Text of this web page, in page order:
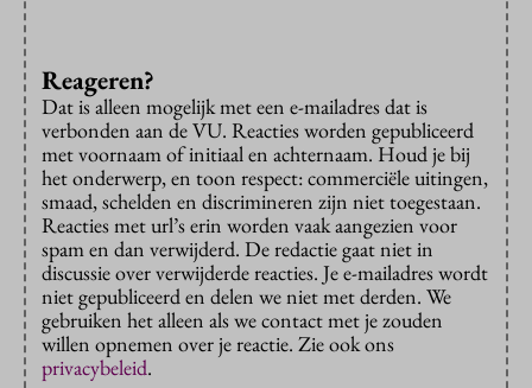
Reageren?
Dat is alleen mogelijk met een e-mailadres dat is
verbonden aan de VU. Reacties worden gepubliceerd
met voornaam of initiaal en achternaam. Houd je bij
het onderwerp, en toon respect: commerciële uitingen,
smaad, schelden en discrimineren zijn niet toegestaan.
Reacties met url’s erin worden vaak aangezien voor
spam en dan verwijderd. De redactie gaat niet in
discussie over verwijderde reacties. Je e-mailadres wordt
niet gepubliceerd en delen we niet met derden. We
gebruiken het alleen als we contact met je zouden
willen opnemen over je reactie. Zie ook ons
privacybeleid.